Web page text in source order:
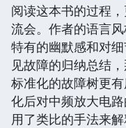
阅读这本书的过程
流会。作者的语言
特有的幽默感和对
见故障的归纳总结
标准化的故障树更
化后对中频放大电
用了类比的手法来解